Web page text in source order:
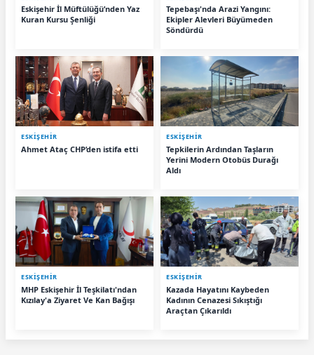
Eskişehir İl Müftülüğü’nden Yaz
Kuran Kursu Şenliği
Tepebaşı'nda Arazi Yangını:
Ekipler Alevleri Büyümeden
Söndürdü
ESKIŞEHIR
Ahmet Ataç CHP’den istifa etti
ESKIŞEHIR
Tepkilerin Ardından Taşların
Yerini Modern Otobüs Durağı
Aldı
ESKIŞEHIR
MHP Eskişehir İl Teşkilatı'ndan
Kızılay'a Ziyaret Ve Kan Bağışı
ESKIŞEHIR
Kazada Hayatını Kaybeden
Kadının Cenazesi Sıkıştığı
Araçtan Çıkarıldı